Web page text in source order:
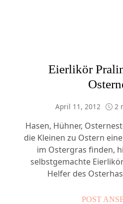
Eierlikör
April 11, 2012 2
Hasen, Hühner,
die Kleinen zu Ostern
im Ostergras finden,
selbstgemachte
Helfer des
POST